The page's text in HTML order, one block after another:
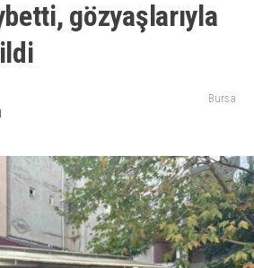
gözyaşlarıyla
Bursa